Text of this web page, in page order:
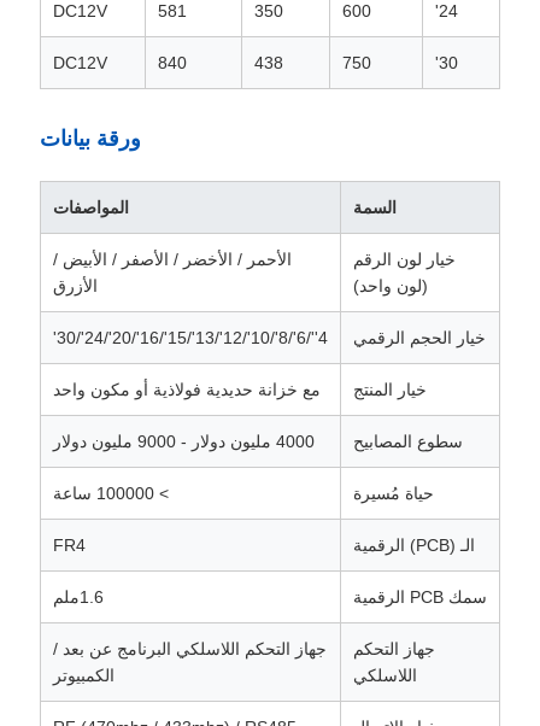
24'
600
350
581
DC12V
30'
750
438
840
DC12V
ورقة بيانات
السمة المواصفات
خيار لون الرقم
(لون واحد)
الأحمر / الأخضر / الأصفر / الأبيض /
الأزرق
خيار الحجم الرقمي 4''/6'/8'/10'/12'/13'/15'/16'/20'/24'/30'
خيار المنتج مع خزانة حديدية فولاذية أو مكون واحد
سطوع المصابيح 4000 مليون دولار - 9000 مليون دولار
حياة مُسيرة > 100000 ساعة
الـ (PCB) الرقمية FR4
سمك PCB الرقمية 1.6ملم
جهاز التحكم
اللاسلكي
جهاز التحكم اللاسلكي البرنامج عن بعد /
الكمبيوتر